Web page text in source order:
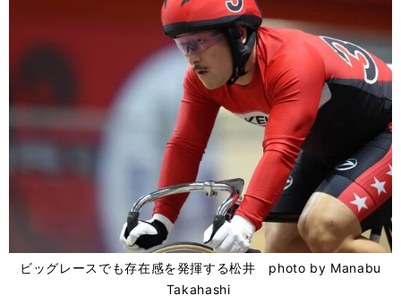
ビッグレースでも存在感を発揮する松井 photo by Manabu
Takahashi